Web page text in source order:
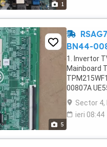
1
5
BN44-
1. Invertor
Mainboard
00807A
con ...
Sector
ieri 08:44